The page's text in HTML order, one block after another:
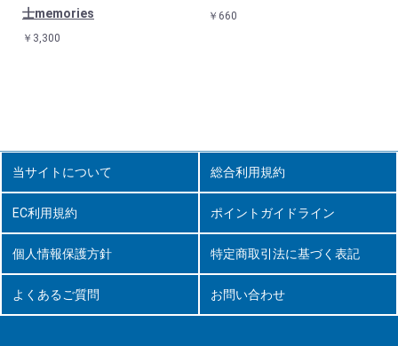
士memories
￥3,300
￥660
当サイトについて 総合利用規約
EC利用規約 ポイントガイドライン
個人情報保護方針 特定商取引法に基づく表記
よくあるご質問 お問い合わせ